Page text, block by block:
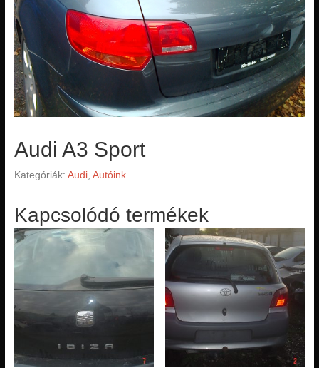
Audi A3 Sport
Kategóriák: Audi, Autóink
Kapcsolódó termékek